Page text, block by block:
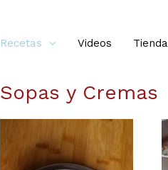
Recetas Videos Tienda
Sopas y Cremas